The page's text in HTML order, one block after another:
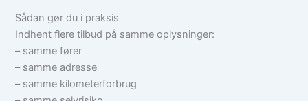
Sådan gør du i praksis
Indhent flere tilbud på samme oplysninger:
– samme fører
– samme adresse
– samme kilometerforbrug